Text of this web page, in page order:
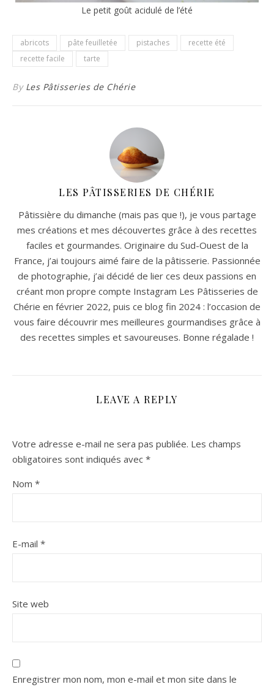
Le petit goût acidulé de l’été
abricots pâte feuilletée pistaches
recette été
recette facile
tarte
By Les Pâtisseries de Chérie
LES PÂTISSERIES DE CHÉRIE
Pâtissière du dimanche (mais pas que !), je vous partage
mes créations et mes découvertes grâce à des recettes
faciles et gourmandes. Originaire du Sud-Ouest de la
France, j’ai toujours aimé faire de la pâtisserie. Passionnée
de photographie, j’ai décidé de lier ces deux passions en
créant mon propre compte Instagram Les Pâtisseries de
Chérie en février 2022, puis ce blog fin 2024 : l’occasion de
vous faire découvrir mes meilleures gourmandises grâce à
des recettes simples et savoureuses. Bonne régalade !
LEAVE A REPLY
Votre adresse e-mail ne sera pas publiée. Les champs
obligatoires sont indiqués avec *
Nom *
E-mail *
Site web
Enregistrer mon nom, mon e-mail et mon site dans le